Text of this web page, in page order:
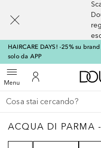
HAIRCARE DAYS! -25% su
solo da APP
MenuApri menuAl Mio Account
Torna indietro
Esegui ricerca
ACQUA DI
ACQUA DI PARMA